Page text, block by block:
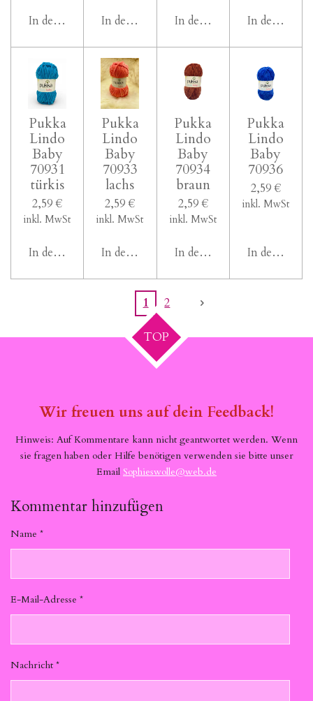
In den WarenkorbIn den WarenkorbIn den Warenkorb
In den
Pukka
Lindo
Baby
70931
türkis
2,59 €
inkl. MwSt
In den Warenkorb
Pukka
Lindo
Baby
70933
lachs
2,59 €
inkl. MwSt
In den Warenkorb
Pukka
Lindo
Baby
70934
braun
2,59 €
inkl. MwSt
In den Warenkorb
Pukka
Lindo
Baby
70936
2,59 €
inkl. MwSt
In den
1 2
TOP
Wir freuen uns auf dein Feedback!
Hinweis: Auf Kommentare kann nicht geantwortet werden. Wenn
sie fragen haben oder Hilfe benötigen verwenden sie bitte unser
Email Sophieswolle@web.de
Kommentar hinzufügen
Name *
E-Mail-Adresse *
Nachricht *